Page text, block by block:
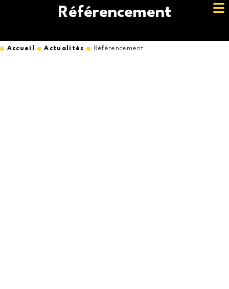
Référencement
Accueil Actualités Référencement